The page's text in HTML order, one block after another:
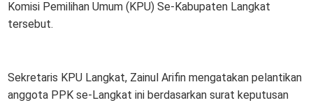
Komisi Pemilihan Umum (KPU) Se-Kabupaten Langkat
tersebut.
Sekretaris KPU Langkat, Zainul Arifin mengatakan pelantikan
anggota PPK se-Langkat ini berdasarkan surat keputusan